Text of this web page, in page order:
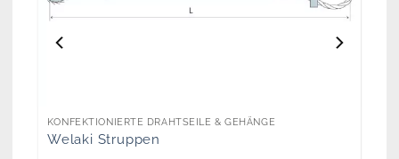
KONFEKTIONIERTE DRAHTSEILE & GEHÄNGE
Welaki Struppen